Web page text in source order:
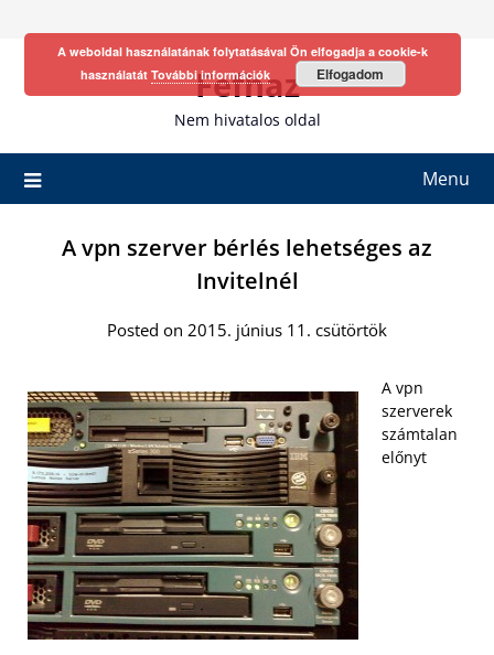
Fefhaz
Nem hivatalos oldal
Menu
A vpn szerver bérlés lehetséges az
Invitelnél
Posted on 2015. június 11. csütörtök
A vpn
szerverek
számtalan
előnyt
A weboldal használatának folytatásával Ön elfogadja a cookie-k
használatát További információk Elfogadom